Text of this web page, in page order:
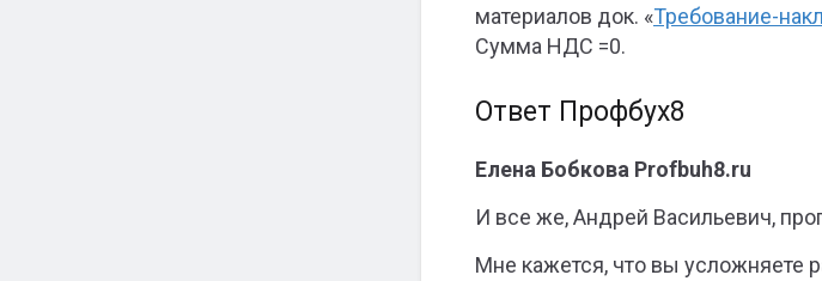
материалов док. «Требование-
Сумма НДС =0.
Ответ Профбух8
Елена Бобкова Profbuh8.ru
И все же, Андрей Васильевич,
Мне кажется, что вы усложняете